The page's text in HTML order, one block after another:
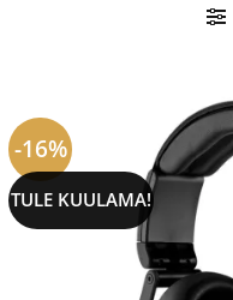
-16%
TULE KUULAMA!